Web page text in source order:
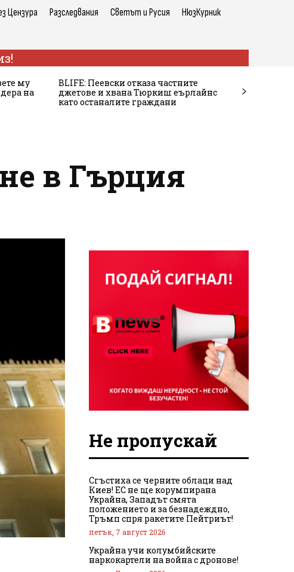
Цензура Разследвания Светът и Русия НюзКурник
му
на
BLIFE: Пеевски отказа частните
джетове и хвана Тюркиш еърлайнс
като останалите граждани
в Гърция
Не пропускай
Сгъстиха се черните облаци над
Киев! ЕС не ще корумпирана
Украйна, Западът смята
положението и за безнадеждно,
Тръмп спря ракетите Пейтриът!
петък, 7 август 2026
Украйна учи колумбийските
наркокартели на война с дронове!